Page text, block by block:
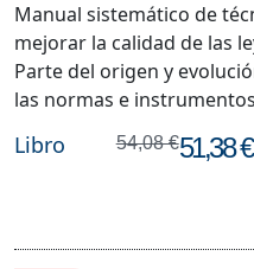
Libro 54,08 €51,38 €
Manual sistemático de
mejorar la calidad de las
Parte del origen y
las normas e